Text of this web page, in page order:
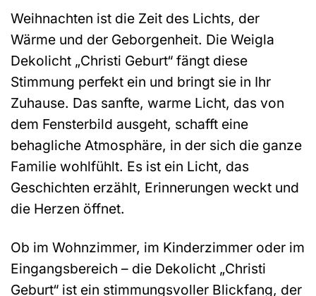
Weihnachten ist die Zeit des Lichts, der
Wärme und der Geborgenheit. Die Weigla
Dekolicht „Christi Geburt“ fängt diese
Stimmung perfekt ein und bringt sie in Ihr
Zuhause. Das sanfte, warme Licht, das von
dem Fensterbild ausgeht, schafft eine
behagliche Atmosphäre, in der sich die ganze
Familie wohlfühlt. Es ist ein Licht, das
Geschichten erzählt, Erinnerungen weckt und
die Herzen öffnet.
Ob im Wohnzimmer, im Kinderzimmer oder im
Eingangsbereich – die Dekolicht „Christi
Geburt“ ist ein stimmungsvoller Blickfang, der